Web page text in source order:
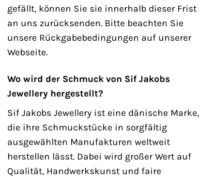
gefällt, können Sie sie innerhalb dieser Frist
an uns zurücksenden. Bitte beachten Sie
unsere Rückgabebedingungen auf unserer
Webseite.
Wo wird der Schmuck von Sif Jakobs
Jewellery hergestellt?
Sif Jakobs Jewellery ist eine dänische Marke,
die ihre Schmuckstücke in sorgfältig
ausgewählten Manufakturen weltweit
herstellen lässt. Dabei wird großer Wert auf
Qualität, Handwerkskunst und faire